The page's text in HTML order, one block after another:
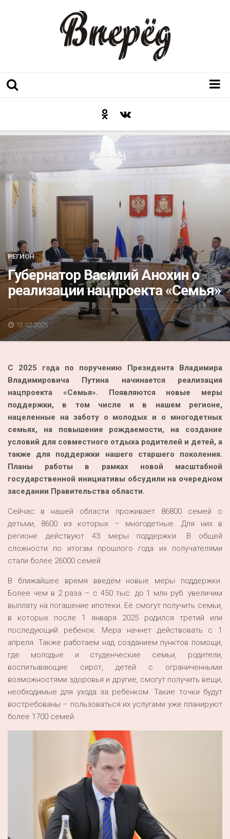
Послесловие к празднику
Неожиданный ракурс
Контакты
Люди родного края
Акция
К 70-летию районного Дома культуры
Конкурс
Люди родного края
Национальные проекты
Память
Перепись — 2020
РЕГИОН
Губернатор Василий Анохин о
реализации нацпроекта «Семья»
13.02.2025
С 2025 года по поручению Президента Владимира
Владимировича Путина начинается реализация
нацпроекта «Семья». Появляются новые меры
поддержки, в том числе и в нашем регионе,
нацеленные на заботу о молодых и о многодетных
семьях, на повышение рождаемости, на создание
условий для совместного отдыха родителей и детей, а
также для поддержки нашего старшего поколения.
Планы работы в рамках новой масштабной
государственной инициативы обсудили на очередном
заседании Правительства области.
Сейчас в нашей области проживает 86800 семей с
детьми, 8600 из которых – многодетные. Для них в
регионе действуют 43 меры поддержки. В общей
сложности по итогам прошлого года их получателями
стали более 26000 семей.
В ближайшее время введём новые меры поддержки.
Более чем в 2 раза – с 450 тыс. до 1 млн руб. увеличим
выплату на погашение ипотеки. Её смогут получить семьи,
в которых после 1 января 2025 родился третий или
последующий ребенок. Мера начнет действовать с 1
апреля. Также работаем над созданием пунктов помощи,
где молодые и студенческие семьи, родители,
воспитывающие сирот, детей с ограниченными
возможностями здоровья и другие, смогут получить вещи,
необходимые для ухода за ребёнком. Такие точки будут
востребованы – пользоваться их услугами уже планируют
более 1700 семей.